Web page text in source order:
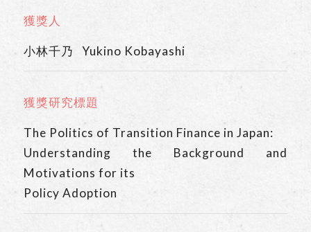
獲獎人
小林千乃 Yukino Kobayashi
獲獎研究標題
The Politics of Transition Finance in Japan:
Understanding the Background and
Motivations for its
Policy Adoption